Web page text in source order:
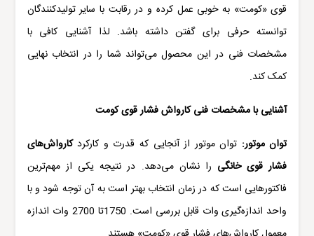
قوی «کومت» به خوبی عمل کرده و در رقابت با سایر تولیدکنندگان
توانسته حرفی برای گفتن داشته باشد. لذا آشنایی کافی با
مشخصات فنی در این محصول می‌تواند شما را در انتخاب نهایی
کمک کند.
آشنایی با مشخصات فنیکارواش فشار قوی کومت
توان موتور: توان موتور از آنجایی که قدرت و کارکردکارواش‌های
فشار قوی خانگی را نشان می‌دهد. در نتیجه یکی از مهم‌ترین
فاکتورهایی است که در زمان انتخاب بهتر است به آن توجه شود و با
واحد اندازه‌گیری وات قابل بررسی است. 1750تا 2700 وات اندازه